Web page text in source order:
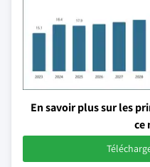
En savoir plus sur les
ce